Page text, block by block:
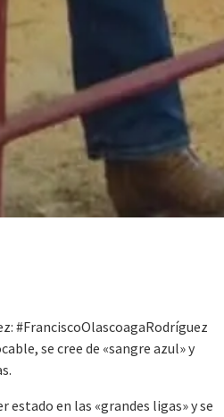
#FranciscoOlascoagaRodríguez
se cree de «sangre azul» y
en las «grandes ligas» y se